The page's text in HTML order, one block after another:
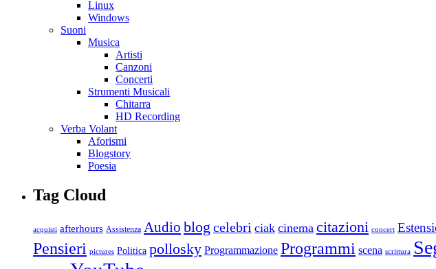
Linux
Windows
Suoni
Musica
Artisti
Canzoni
Concerti
Strumenti Musicali
Chitarra
HD Recording
Verba Volant
Aforismi
Blogstory
Poesia
Tag Cloud
acquisti afterhours Assistenza Audio blog celebri ciak cinema citazioni concert
Pensieri pictures Politica pollosky Programmazione Programmi scena scrittura